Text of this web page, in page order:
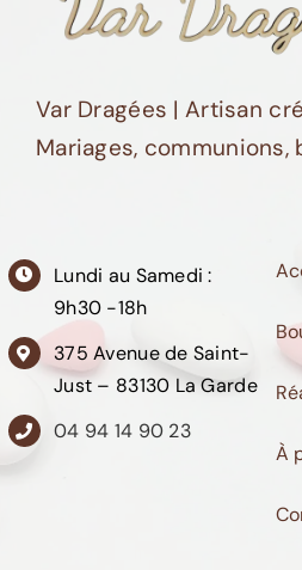
Var Dragées | Artisan
Mariages, communions,
Lundi au Samedi :
9h30 -18h
375 Avenue de Saint-
Just – 83130 La Garde
04 94 14 90 23
À